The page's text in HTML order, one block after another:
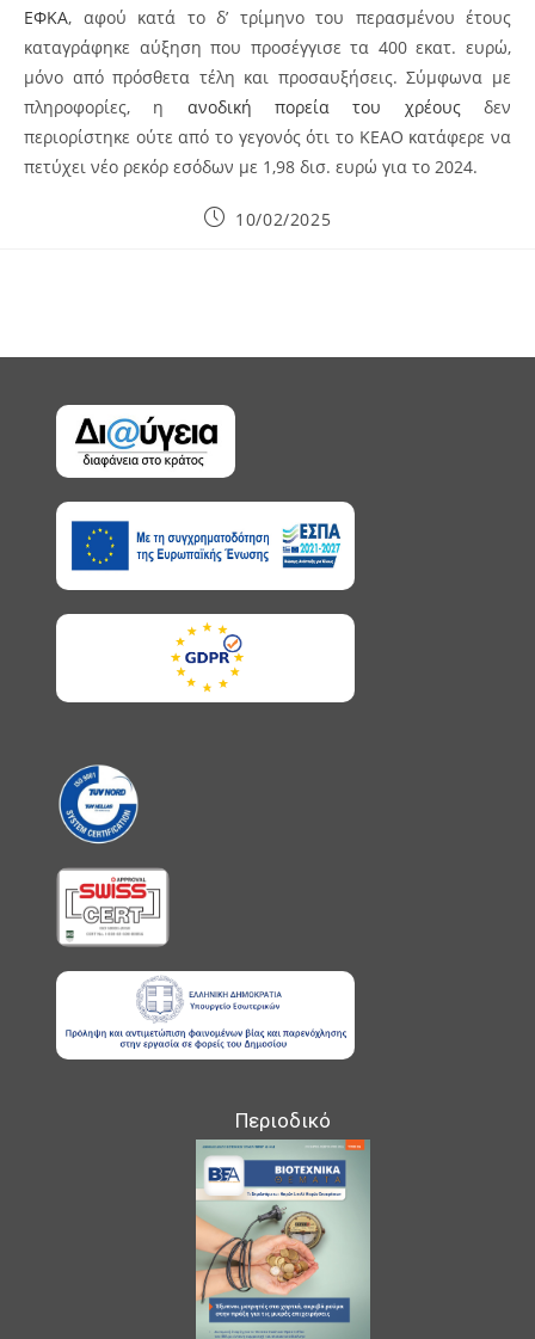
ΕΦΚΑ, αφού κατά το δ’ τρίμηνο του περασμένου έτους
καταγράφηκε αύξηση που προσέγγισε τα 400 εκατ. ευρώ,
μόνο από πρόσθετα τέλη και προσαυξήσεις. Σύμφωνα με
πληροφορίες, η ανοδική πορεία του χρέουςδεν
περιορίστηκε ούτε από το γεγονός ότι το ΚΕΑΟ κατάφερε να
πετύχει νέο ρεκόρ εσόδων με 1,98 δισ. ευρώ για το 2024.
Post10/02/2025
Περιοδικό